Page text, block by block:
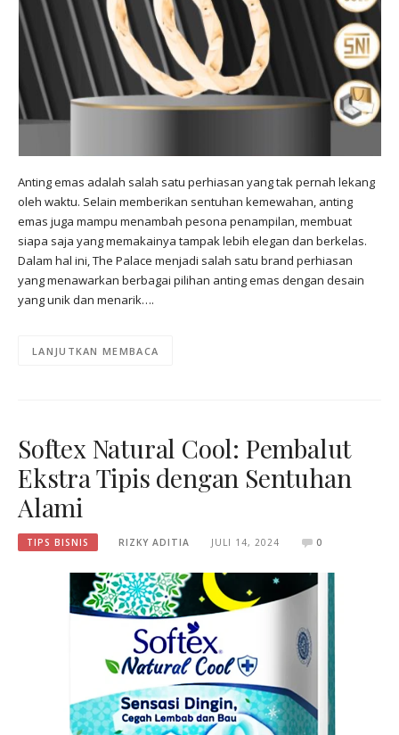
Anting emas adalah salah satu perhiasan yang tak pernah lekang
oleh waktu. Selain memberikan sentuhan kemewahan, anting
emas juga mampu menambah pesona penampilan, membuat
siapa saja yang memakainya tampak lebih elegan dan berkelas.
Dalam hal ini, The Palace menjadi salah satu brand perhiasan
yang menawarkan berbagai pilihan anting emas dengan desain
yang unik dan menarik….
LANJUTKAN MEMBACA
Softex Natural Cool: Pembalut
Ekstra Tipis dengan Sentuhan
Alami
TIPS BISNIS RIZKY ADITIA JULI 14, 2024 0